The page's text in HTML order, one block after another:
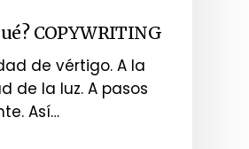
COPYWRITING
de vértigo. A la
de la luz. A pasos
Así…